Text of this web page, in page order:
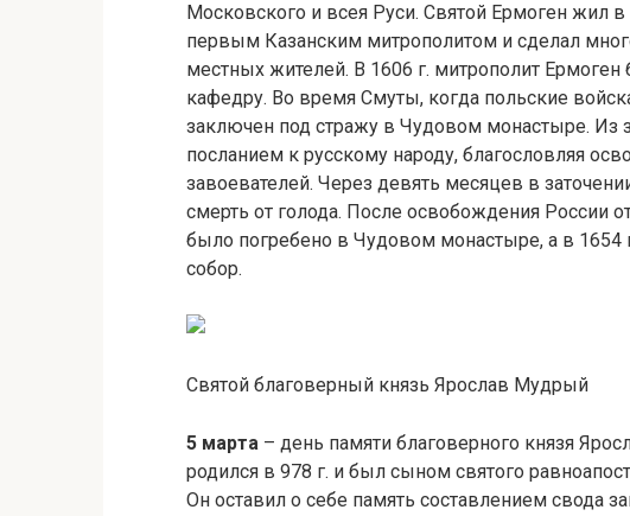
Московского и всея Руси. Святой Ермоген жил
первым Казанским митрополитом и сделал
местных жителей. В 1606 г. митрополит
кафедру. Во время Смуты, когда польские
заключен под стражу в Чудовом монастыре. Из
посланием к русскому народу, благословляя
завоевателей. Через девять месяцев в
смерть от голода. После освобождения России
было погребено в Чудовом монастыре, а в 1654
собор.
Святой благоверный князь Ярослав Мудрый
5 марта – день памяти благоверного князя
родился в 978 г. и был сыном святого
Он оставил о себе память составлением свода